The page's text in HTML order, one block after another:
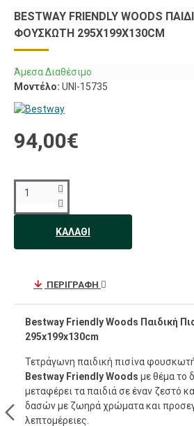
BESTWAY FRIENDLY WOODS
ΦΟΥΣΚΩΤΉ 295X199X130CM
Άμεσα Διαθέσιμο
Μοντέλο: UNI-15735
94,00€
ΚΑΛΆΘΙ
ΠΕΡΙΓΡΑΦΉ
Bestway Friendly Woods Παιδική
295x199x130cm
Τετράγωνη παιδική πισίνα
Bestway Friendly Woods με θέμα το
μεταφέρει τα παιδιά σε έναν ζεστό
δασών με ζωηρά χρώματα και
λεπτομέρειες.